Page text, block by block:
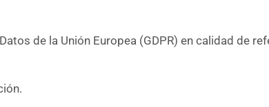
de la Unión Europea (GDPR) en calidad de